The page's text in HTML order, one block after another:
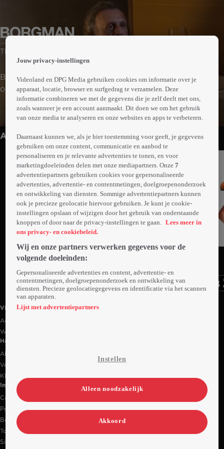
Thriller
Borgman arriveert als een buitenstaander in de
omheinde lanen van een villawijk. Zijn komst is het begin
van een reeks verontrustende gebeurtenissen rond de
zorgvuldig opgetrokken façade van een welgesteld
echtpaar, hun drie kinderen en hun kindermeisje.
Meer
info
Anderen kijken ook
Ga
naar
Ga
Ga
Videoland useful links.
Videoland
Actiecode
Werken bij RTL
Handige links
Alle films & series
Veelgestelde vragen
Klantenservice
Informatie
Contact
Privacy-instellingen
Bedrijfsgegevens
Toegankelijkheidsverklaring
Sitemap
Jouw privacy-instellingen
Videoland en DPG Media gebruiken cookies om informatie over je
apparaat, locatie, browser en surfgedrag te verzamelen. Deze
informatie combineren we met de gegevens die je zelf deelt met ons,
zoals wanneer je een account aanmaakt. Dit doen we om het gebruik
van onze media te analyseren en onze websites en apps te verbeteren.
Daarnaast kunnen we, als je hier toestemming voor geeft, je gegevens
gebruiken om onze content, communicatie en aanbod te
personaliseren en je relevante advertenties te tonen, en voor
marketingdoeleinden delen met onze mediapartners. Onze7
advertentiepartners gebruiken cookies voor gepersonaliseerde
advertenties, advertentie- en contentmetingen, doelgroepenonderzoek
en ontwikkeling van diensten. Sommige advertentiepartners kunnen
ook je precieze geolocatie hiervoor gebruiken. Je kunt je cookie-
instellingen opslaan of wijzigen door het gebruik van onderstaande
knoppen of door naar de privacy-instellingen te gaan. Lees meer in
ons privacy- en cookiebeleid.
Wij en onze partners verwerken gegevens voor de
volgende doeleinden:
Gepersonaliseerde advertenties en content, advertentie- en
contentmetingen, doelgroepenonderzoek en ontwikkeling van
diensten. Precieze geolocatiegegevens en identificatie via het scannen
van apparaten.
Lijst met advertentiepartners
Instellen
Alleen noodzakelijk
Akkoord